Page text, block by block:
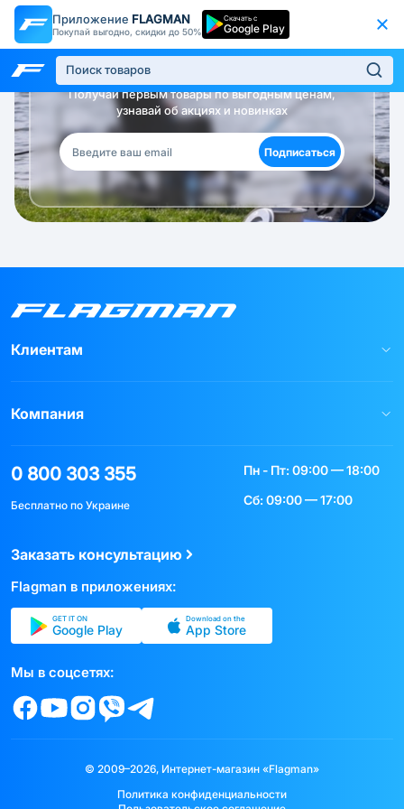
Приложение FLAGMAN
Покупай выгодно, скидки до 50%
Скачать с
Google Play
Будь в курсе!
Получай первым товары по выгодным ценам,
узнавай об акциях и новинках
Подписаться
Клиентам
Компания
0 800 303 355
Бесплатно по Украине
Пн - Пт: 09:00 — 18:00
Сб: 09:00 — 17:00
Заказать консультацию
Flagman в приложениях:
GET IT ON
Google Play
Download on the
App Store
Мы в соцсетях:
© 2009–2026, Интернет-магазин «Flagman»
Политика конфиденциальности